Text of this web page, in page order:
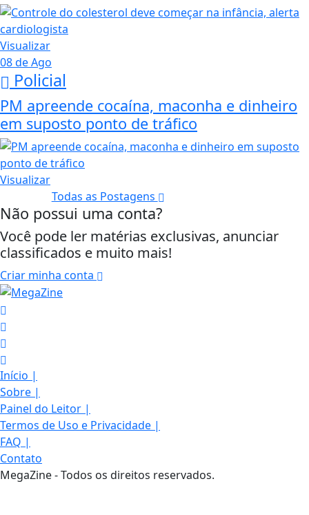
Visualizar
08 de Ago
Policial
PM apreende cocaína, maconha e dinheiro
em suposto ponto de tráfico
Visualizar
Todas as Postagens
Não possui uma conta?
Você pode ler matérias exclusivas, anunciar
classificados e muito mais!
Criar minha conta
Início |
Sobre |
Painel do Leitor |
Termos de Uso e Privacidade |
FAQ |
Contato
MegaZine - Todos os direitos reservados.
Termos de Uso e Privacidade
Esse site utiliza cookies para melhorar sua
experiência de navegação. Ao continuar o acesso,